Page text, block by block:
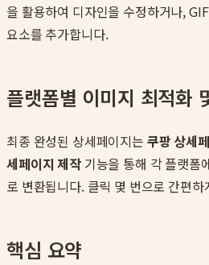
을 활용하여 디자인을 수정하거나,
요소를 추가합니다.
플랫폼별 이미지 최적화
최종 완성된 상세페이지는 쿠팡 상세
세페이지 제작기능을 통해 각 플랫폼
로 변환됩니다. 클릭 몇 번으로 간편
핵심 요약